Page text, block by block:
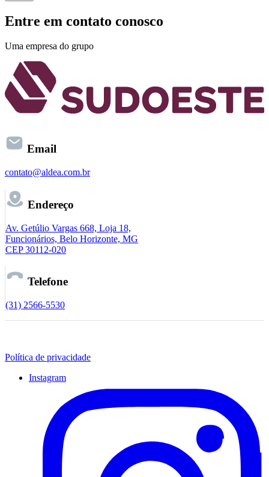
Entre em contato conosco
Uma empresa do grupo
Email
contato@aldea.com.br
Endereço
Av. Getúlio Vargas 668, Loja 18,
Funcionários, Belo Horizonte, MG
CEP 30112-020
Telefone
(31) 2566-5530
Política de privacidade
Instagram